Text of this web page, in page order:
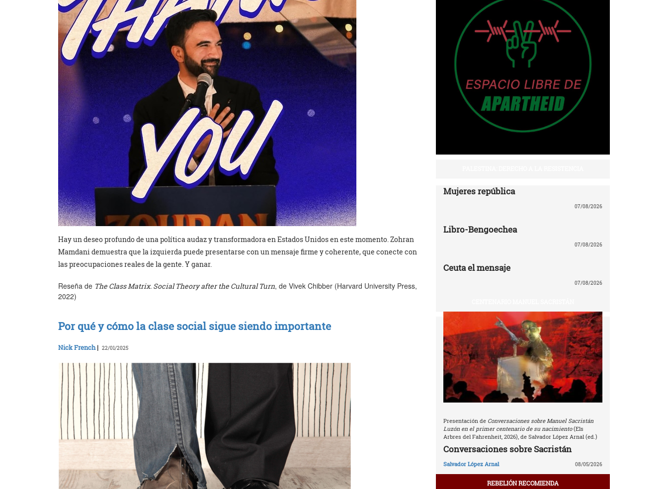
Hay un deseo profundo de una política audaz y transformadora en Estados Unidos en este momento. Zohran
Mamdani demuestra que la izquierda puede presentarse con un mensaje firme y coherente, que conecte con
las preocupaciones reales de la gente. Y ganar.
Reseña de The Class Matrix. Social Theory after the Cultural Turn, de Vivek Chibber (Harvard University Press,
2022)
Por qué y cómo la clase social sigue siendo importante
Nick French| 22/01/2025
Mujeres república
07/08/2026
Libro-Bengoechea
07/08/2026
Ceuta el mensaje
07/08/2026
Presentación de Conversaciones sobre Manuel Sacristán
Luzón en el primer centenario de su nacimiento(Els
Arbres del Fahrenheit, 2026), de Salvador López Arnal (ed.)
Conversaciones sobre Sacristán
Salvador López Arnal 08/05/2026
REBELIÓN RECOMIENDA